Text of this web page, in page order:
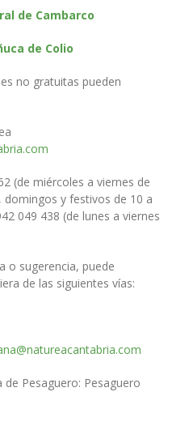
de Cambarco
de Colio
no gratuitas pueden
(de miércoles a viernes de
domingos y festivos de 10 a
049 438 (de lunes a viernes
o sugerencia, puede
de las siguientes vías:
de Pesaguero: Pesaguero